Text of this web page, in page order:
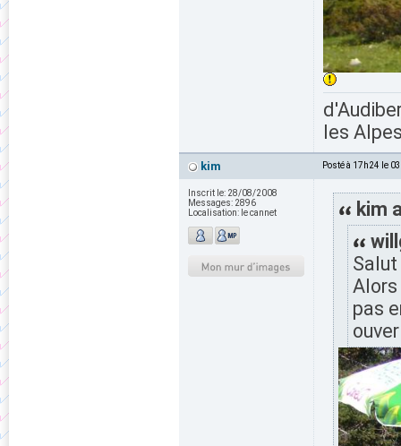
les
kim Posté à 17h24 le
Inscrit le: 28/08/2008
Messages: 2896
Localisation: le cannet
kim
Alors
pas